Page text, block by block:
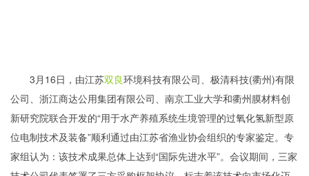
3月16日，由江苏双良环境科技有限公司、极清科技(衢州)有限
公司、浙江商达公用集团有限公司、南京工业大学和衢州膜材料创
新研究院联合开发的“用于水产养殖系统生境管理的过氧化氢新型原
位电制技术及装备”顺利通过由江苏省渔业协会组织的专家鉴定。专
家组认为：该技术成果总体上达到“国际先进水平”。会议期间，三家